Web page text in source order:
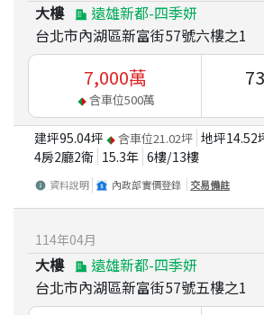
大樓
遠雄新都-四季妍
台北市內湖區新富街57號六樓之1
7,000萬
含車位500萬
建坪95.04坪 含車位21.02坪 地坪14.52
4房2廳2衛 15.3年 6樓/13樓
資料說明 內政部實價登錄 交易備註
114年04月
大樓
遠雄新都-四季妍
台北市內湖區新富街57號五樓之1